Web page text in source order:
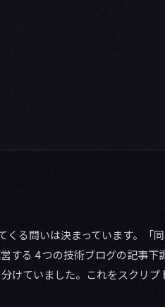
くる問いは決まっています。「
する 4 つの技術ブログの記事下
けていました。これをスクリプ